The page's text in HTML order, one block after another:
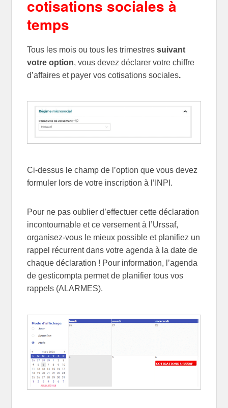
cotisations sociales à
temps
Tous les mois ou tous les trimestressuivant
votre option, vous devez déclarer votre chiffre
d’affaires et payer vos cotisations sociales.
Ci-dessus le champ de l’option que vous devez
formuler lors de votre inscription à l’INPI.
Pour ne pas oublier d’effectuer cette déclaration
incontournable et ce versement à l’Urssaf,
organisez-vous le mieux possible et planifiez un
rappel récurrent dans votre agenda à la date de
chaque déclaration ! Pour information, l’agenda
de gesticompta permet de planifier tous vos
rappels (ALARMES).